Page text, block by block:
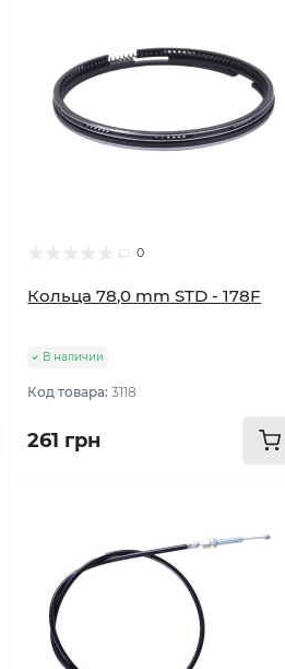
0
Кольца 78,0 mm STD - 178F
В наличии
Код товара:3118
261 грн